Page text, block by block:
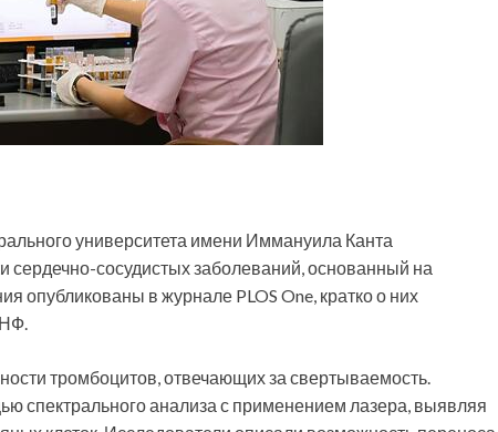
университета имени Иммануила Канта
сердечно-сосудистых заболеваний, основанный на
опубликованы в журнале PLOS One, кратко о них
тромбоцитов, отвечающих за свертываемость.
спектрального анализа с применением лазера, выявляя